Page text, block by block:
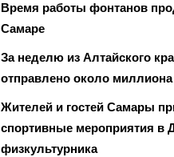
Время работы фонтанов
Самаре
За неделю из Алтайского
отправлено около
Жителей и гостей Самары
спортивные мероприятия в
физкультурника